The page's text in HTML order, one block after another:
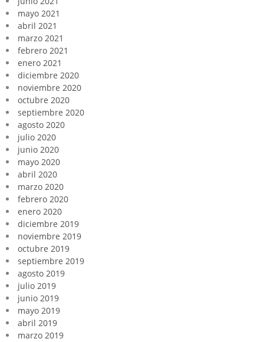
mayo 2021
abril 2021
marzo 2021
febrero 2021
enero 2021
diciembre 2020
noviembre 2020
octubre 2020
septiembre 2020
agosto 2020
julio 2020
junio 2020
mayo 2020
abril 2020
marzo 2020
febrero 2020
enero 2020
diciembre 2019
noviembre 2019
octubre 2019
septiembre 2019
agosto 2019
julio 2019
junio 2019
mayo 2019
abril 2019
marzo 2019